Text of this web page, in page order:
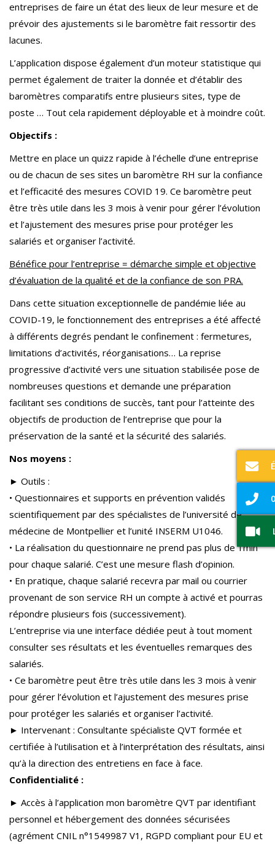
entreprises de faire un état des lieux de leur mesure et de
prévoir des ajustements si le baromètre fait ressortir des
lacunes.
L’application dispose également d’un moteur statistique qui
permet également de traiter la donnée et d’établir des
baromètres comparatifs entre plusieurs sites, type de
poste … Tout cela rapidement déployable et à moindre coût.
Objectifs :
Mettre en place un quizz rapide à l’échelle d’une entreprise
ou de chacun de ses sites un baromètre RH sur la confiance
et l’efficacité des mesures COVID 19. Ce baromètre peut
être très utile dans les 3 mois à venir pour gérer l’évolution
et l’ajustement des mesures prise pour protéger les
salariés et organiser l’activité.
Bénéfice pour l’entreprise = démarche simple et objective
d’évaluation de la qualité et de la confiance de son PRA.
Dans cette situation exceptionnelle de pandémie liée au
COVID-19, le fonctionnement des entreprises a été affecté
à différents degrés pendant le confinement : fermetures,
limitations d’activités, réorganisations… La reprise
progressive d’activité vers une situation stabilisée pose de
nombreuses questions et demande une préparation
facilitant ses conditions de succès, tant pour l’atteinte des
objectifs de production de l’entreprise que pour la
préservation de la santé et la sécurité des salariés.
Nos moyens :
► Outils :
• Questionnaires et supports en prévention validés
scientifiquement par des spécialistes de l’université de
médecine de Montpellier et l’unité INSERM U1046.
• La réalisation du questionnaire ne prend pas plus de 1min
pour chaque salarié. C’est une mesure flash d’opinion.
• En pratique, chaque salarié recevra par mail ou courrier
provenant de son service RH un compte à activé et pourras
répondre plusieurs fois (successivement).
L’entreprise via une interface dédiée peut à tout moment
consulter ses résultats et les éventuelles remarques des
salariés.
• Ce baromètre peut être très utile dans les 3 mois à venir
pour gérer l’évolution et l’ajustement des mesures prise
pour protéger les salariés et organiser l’activité.
► Intervenant : Consultante spécialiste QVT formée et
certifiée à l’utilisation et à l’interprétation des résultats, ainsi
qu’à la direction des entretiens en face à face.
Confidentialité :
► Accès à l’application mon baromètre QVT par identifiant
personnel et hébergement des données sécurisées
(agrément CNIL n°1549987 V1, RGPD compliant pour EU et